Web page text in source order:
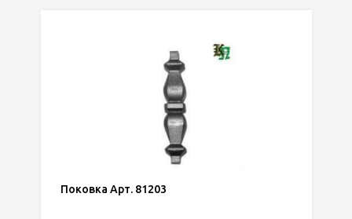
Поковка Арт. 81203